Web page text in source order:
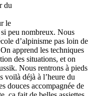
du
le
peu nombreux. Nous
d’alpinisme pas loin de
apprend les techniques
des situations, et on
Nous rentrons à pieds
voilà déjà à l’heure du
douces accompagnée de